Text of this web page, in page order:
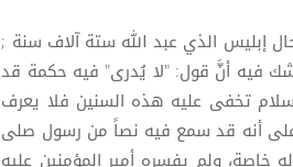
إبليس الذي عبد الله ستة آلاف سنة ;
شك فيه أنَّ قول: "لا يُدرى" فيه حكمة قد
تخفى عليه هذه السنين فلا يعرف
أنه قد سمع فيه نصاً من رسول صلى
خاصة، ولم يفسره أمير المؤمنين عليه